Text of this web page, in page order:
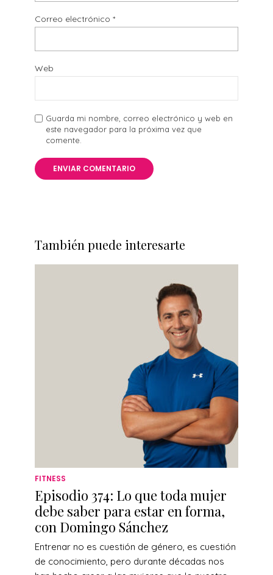
Correo electrónico *
Web
Guarda mi nombre, correo electrónico y web en
este navegador para la próxima vez que
comente.
También puede interesarte
FITNESS
Episodio 374: Lo que toda mujer
debe saber para estar en forma,
con Domingo Sánchez
Entrenar no es cuestión de género, es cuestión
de conocimiento, pero durante décadas nos